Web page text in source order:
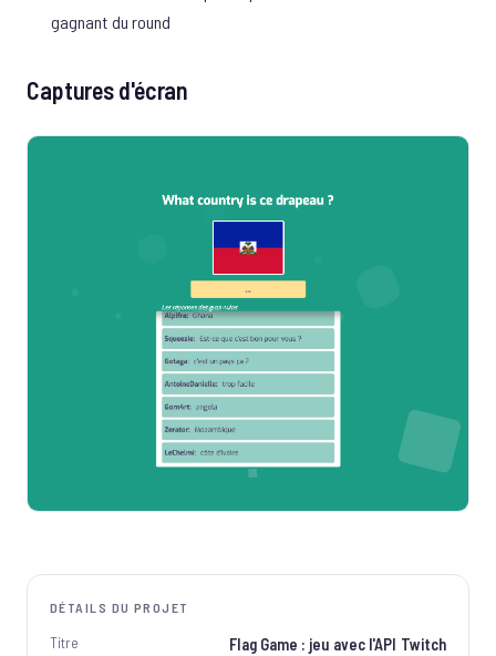
gagnant du round
Captures d'écran
DÉTAILS DU PROJET
Titre Flag Game : jeu avec l'API Twitch